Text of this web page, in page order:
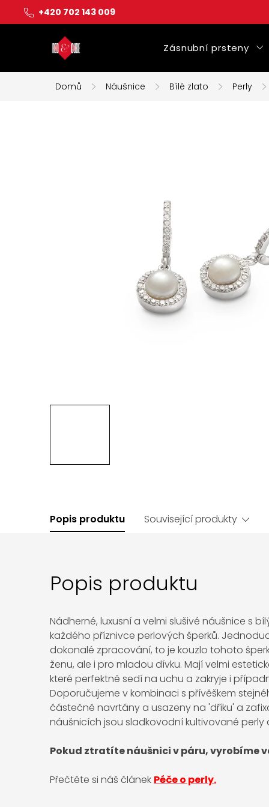
na
+420 702 143 009
Zásnubní prsteny
Domů Náušnice Bílé zlato Perly
Popis produktu Související produkty
Popis produktu
Nádherné, luxusní a velmi slušivé náušnice s
každého příznivce perlových šperků.
dokonalé zpracování, to je kouzlo tohoto
ženu, ale i pro mladou dívku. Mají velmi
které perfektně sedí na uchu a zakryje i
Doporučujeme v kombinaci s přívěškem
částečně navrtány a usazeny na 'dříku' a
náušnicích jsou sladkovodní kultivované perly
Pokud ztratíte náušnici v páru, vyrobíme
Přečtěte si náš článek Péče o perly.